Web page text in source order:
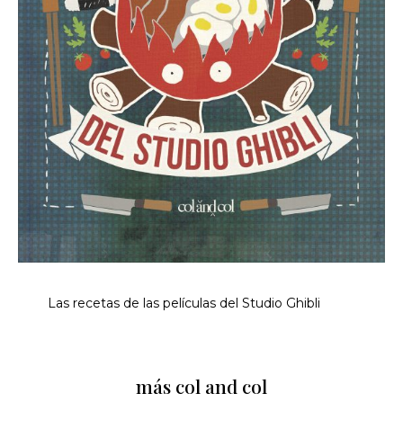
Las recetas de las películas del Studio Ghibli
más col and col